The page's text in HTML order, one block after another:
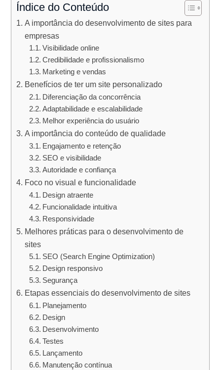
Índice do Conteúdo
A importância do desenvolvimento de sites para
empresas
Visibilidade online
Credibilidade e profissionalismo
Marketing e vendas
Benefícios de ter um site personalizado
Diferenciação da concorrência
Adaptabilidade e escalabilidade
Melhor experiência do usuário
A importância do conteúdo de qualidade
Engajamento e retenção
SEO e visibilidade
Autoridade e confiança
Foco no visual e funcionalidade
Design atraente
Funcionalidade intuitiva
Responsividade
Melhores práticas para o desenvolvimento de
sites
SEO (Search Engine Optimization)
Design responsivo
Segurança
Etapas essenciais do desenvolvimento de sites
Planejamento
Design
Desenvolvimento
Testes
Lançamento
Manutenção contínua